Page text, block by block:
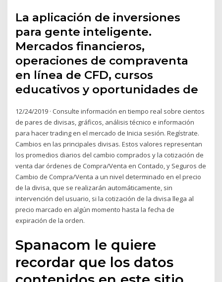
La aplicación de inversiones
para gente inteligente.
Mercados financieros,
operaciones de compraventa
en línea de CFD, cursos
educativos y oportunidades de
12/24/2019 · Consulte información en tiempo real sobre cientos
de pares de divisas, gráficos, análisis técnico e información
para hacer trading en el mercado de Inicia sesión. Regístrate.
Cambios en las principales divisas. Estos valores representan
los promedios diarios del cambio comprados y la cotización de
venta dar órdenes de Compra/Venta en Contado, y Seguros de
Cambio de Compra/Venta a un nivel determinado en el precio
de la divisa, que se realizarán automáticamente, sin
intervención del usuario, si la cotización de la divisa llega al
precio marcado en algún momento hasta la fecha de
expiración de la orden.
Spanacom le quiere
recordar que los datos